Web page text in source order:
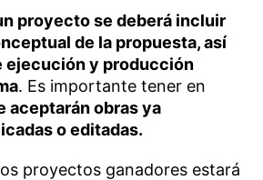
proyecto se deberá incluir
de la propuesta, así
ejecución y producción
. Es importante tener en
aceptarán obras ya
o editadas.
proyectos ganadores estará